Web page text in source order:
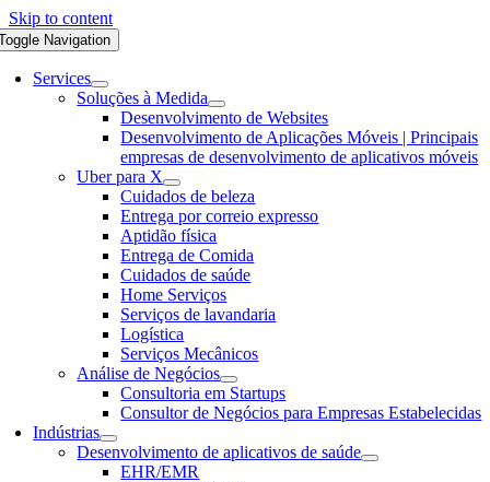
Skip to content
Navigation
Services
Soluções à Medida
Desenvolvimento de Websites
Desenvolvimento de Aplicações Móveis | Principais
empresas de desenvolvimento de aplicativos móveis
Uber para X
Cuidados de beleza
Entrega por correio expresso
Aptidão física
Entrega de Comida
Cuidados de saúde
Home Serviços
Serviços de lavandaria
Logística
Serviços Mecânicos
Análise de Negócios
Consultoria em Startups
Consultor de Negócios para Empresas Estabelecidas
Indústrias
Desenvolvimento de aplicativos de saúde
EHR/EMR